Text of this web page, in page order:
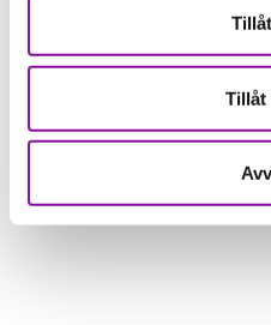
Tillåt
Anmäl dig